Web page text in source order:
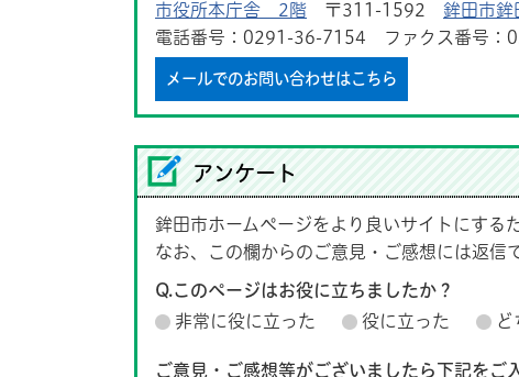
市役所本庁舎 2階 〒311-1592 鉾田市鉾
電話番号：0291-36-7154 ファクス番号：
メールでのお問い合わせはこちら
アンケート
鉾田市ホームページをより良いサイトにする
なお、この欄からのご意見・ご感想には返信
Q.このページはお役に立ちましたか？
非常に役に立った
役に立った ど
ご意見・ご感想等がございましたら下記をご